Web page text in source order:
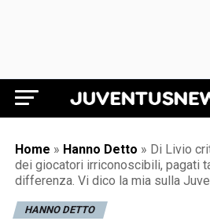
Juventus
Home » Hanno Detto » Di Livio
dei giocatori irriconoscibili, pagati
differenza. Vi dico la mia sulla
HANNO DETTO